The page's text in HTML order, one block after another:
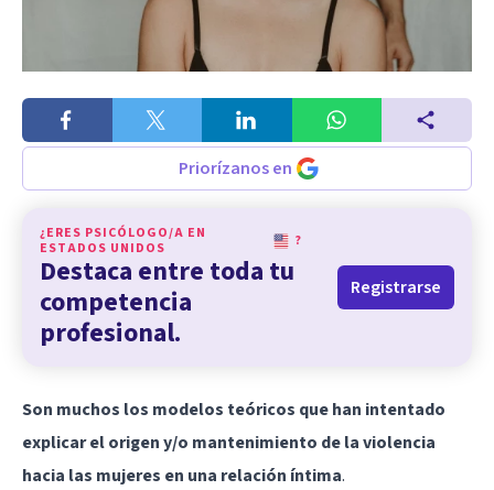
Priorízanos en
¿ERES PSICÓLOGO/A EN
ESTADOS UNIDOS
?
Destaca entre toda tu
competencia
profesional.
Registrarse
Son muchos los modelos teóricos que han intentado
explicar el origen y/o mantenimiento de la violencia
hacia las mujeres en una relación íntima.